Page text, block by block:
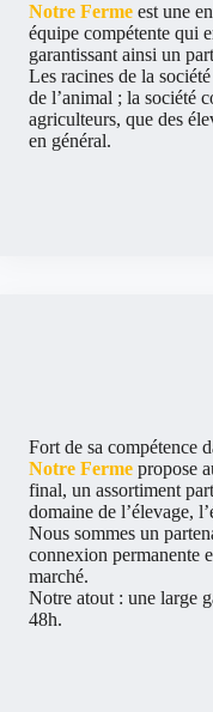
Notre Ferme est une
équipe compétente qui
garantissant ainsi un
Les racines de la
de l’animal ; la société
agriculteurs, que des
en général.
Fort de sa compétence
Notre Ferme propose
final, un assortiment
domaine de l’élevage,
Nous sommes un
connexion permanente
marché.
Notre atout : une large
48h.